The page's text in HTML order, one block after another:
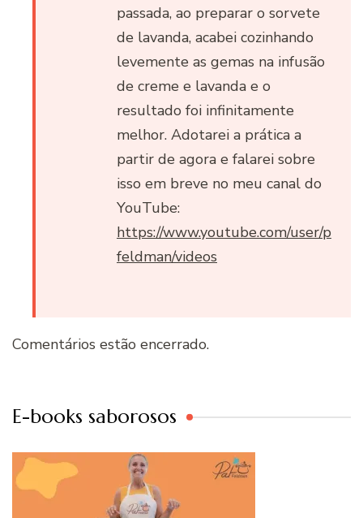
passada, ao preparar o sorvete
de lavanda, acabei cozinhando
levemente as gemas na infusão
de creme e lavanda e o
resultado foi infinitamente
melhor. Adotarei a prática a
partir de agora e falarei sobre
isso em breve no meu canal do
YouTube:
https://www.youtube.com/user/p
feldman/videos
Comentários estão encerrado.
E-books saborosos